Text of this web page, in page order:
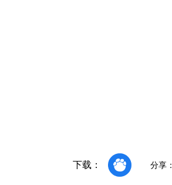
下载： 分享：